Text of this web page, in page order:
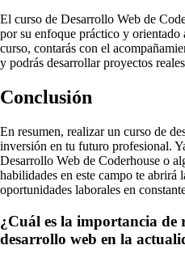
El curso de Desarrollo Web de
por su enfoque práctico y
curso, contarás con el
y podrás desarrollar proyectos
Conclusión
En resumen, realizar un curso de
inversión en tu futuro profesional.
Desarrollo Web de Coderhouse o
habilidades en este campo te abrirá
oportunidades laborales en
¿Cuál es la importancia de
desarrollo web en la